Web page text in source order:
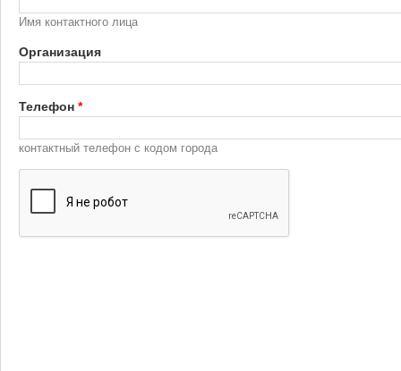
Имя контактного лица
Организация
Телефон *
контактный телефон с кодом города